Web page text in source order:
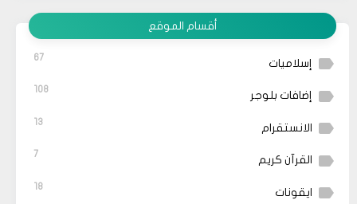
أقسام الموقع
إسلاميات 67
إضافات بلوجر 108
الانستقرام 13
القرآن كريم 7
ايقونات 18